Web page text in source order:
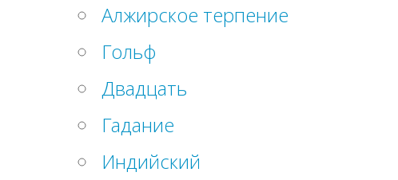
Алжирское терпение
Гольф
Двадцать
Гадание
Индийский